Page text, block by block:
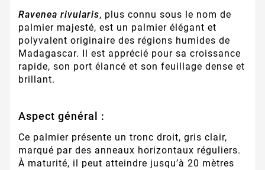
Ravenea rivularis, plus connu sous le nom de
palmier majesté, est un palmier élégant et
polyvalent originaire des régions humides de
Madagascar. Il est apprécié pour sa croissance
rapide, son port élancé et son feuillage dense et
brillant.
Aspect général :
Ce palmier présente un tronc droit, gris clair,
marqué par des anneaux horizontaux réguliers.
À maturité, il peut atteindre jusqu’à 20 mètres